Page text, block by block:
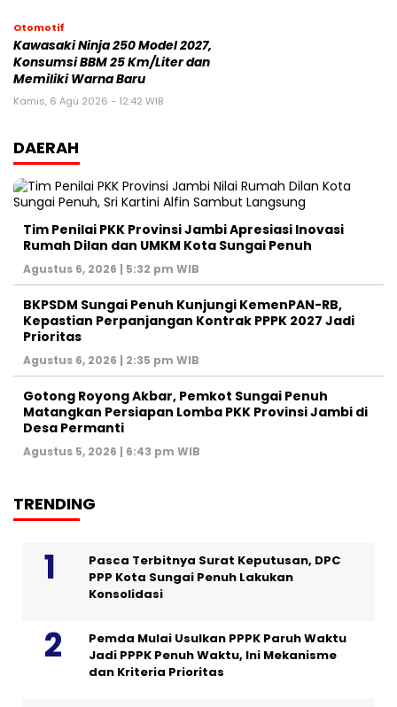
Otomotif
Kawasaki Ninja 250 Model 2027,
Konsumsi BBM 25 Km/Liter dan
Memiliki Warna Baru
Kamis, 6 Agu 2026 - 12:42 WIB
DAERAH
Tim Penilai PKK Provinsi Jambi Apresiasi Inovasi
Rumah Dilan dan UMKM Kota Sungai Penuh
Agustus 6, 2026 | 5:32 pm WIB
BKPSDM Sungai Penuh Kunjungi KemenPAN-RB,
Kepastian Perpanjangan Kontrak PPPK 2027 Jadi
Prioritas
Agustus 6, 2026 | 2:35 pm WIB
Gotong Royong Akbar, Pemkot Sungai Penuh
Matangkan Persiapan Lomba PKK Provinsi Jambi di
Desa Permanti
Agustus 5, 2026 | 6:43 pm WIB
TRENDING
Pasca Terbitnya Surat Keputusan, DPC
PPP Kota Sungai Penuh Lakukan
Konsolidasi
Pemda Mulai Usulkan PPPK Paruh Waktu
Jadi PPPK Penuh Waktu, Ini Mekanisme
dan Kriteria Prioritas